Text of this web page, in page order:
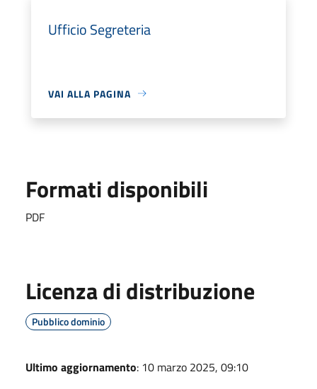
Ufficio Segreteria
VAI ALLA PAGINA
Formati disponibili
PDF
Licenza di distribuzione
Pubblico dominio
Ultimo aggiornamento: 10 marzo 2025, 09:10